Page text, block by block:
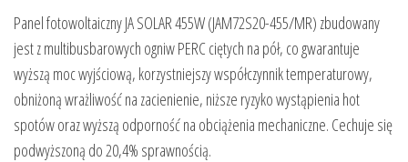
Panel fotowoltaiczny JA SOLAR 455W (JAM72S20-455/MR) zbudowany
jest z multibusbarowych ogniw PERC ciętych na pół, co gwarantuje
wyższą moc wyjściową, korzystniejszy współczynnik temperaturowy,
obniżoną wrażliwość na zacienienie, niższe ryzyko wystąpienia hot
spotów oraz wyższą odporność na obciążenia mechaniczne. Cechuje się
podwyższoną do 20,4% sprawnością.